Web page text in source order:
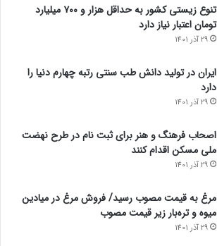
تنوع زیستی کشور به حداقل هزار و ۷۰۰ میلیارد
تومان اعتبار نیاز دارد
29 آذر 1401
ایران در تولید دانش طب سنتی رتبه چهارم دنیا را
دارد
29 آذر 1401
اصحاب فرهنگ و هنر برای ثبت نام در طرح نهضت
ملی مسکن اقدام کنند
29 آذر 1401
مرغ به قیمت مصوب رسید/ فروش مرغ در میادین
میوه و تره‌بار زیر قیمت مصوب
29 آذر 1401